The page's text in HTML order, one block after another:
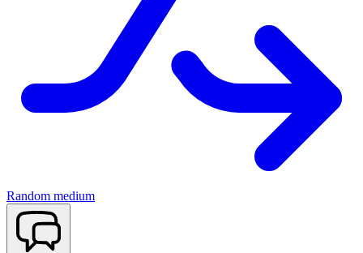
Random medium